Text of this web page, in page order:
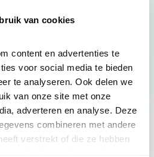
van cookies
content en advertenties te
voor social media te bieden
te analyseren. Ook delen we
van onze site met onze
adverteren en analyse. Deze
combineren met andere
verstrekt of die ze hebben